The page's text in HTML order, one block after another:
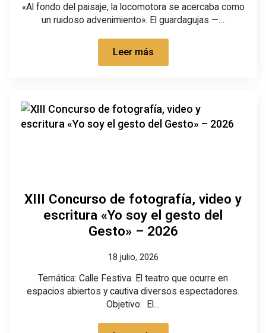
«Al fondo del paisaje, la locomotora se acercaba como
un ruidoso advenimiento». El guardagujas —…
Leer más
XIII Concurso de fotografía, video y
escritura «Yo soy el gesto del
Gesto» – 2026
18 julio, 2026
Temática: Calle Festiva. El teatro que ocurre en
espacios abiertos y cautiva diversos espectadores.
Objetivo: El…